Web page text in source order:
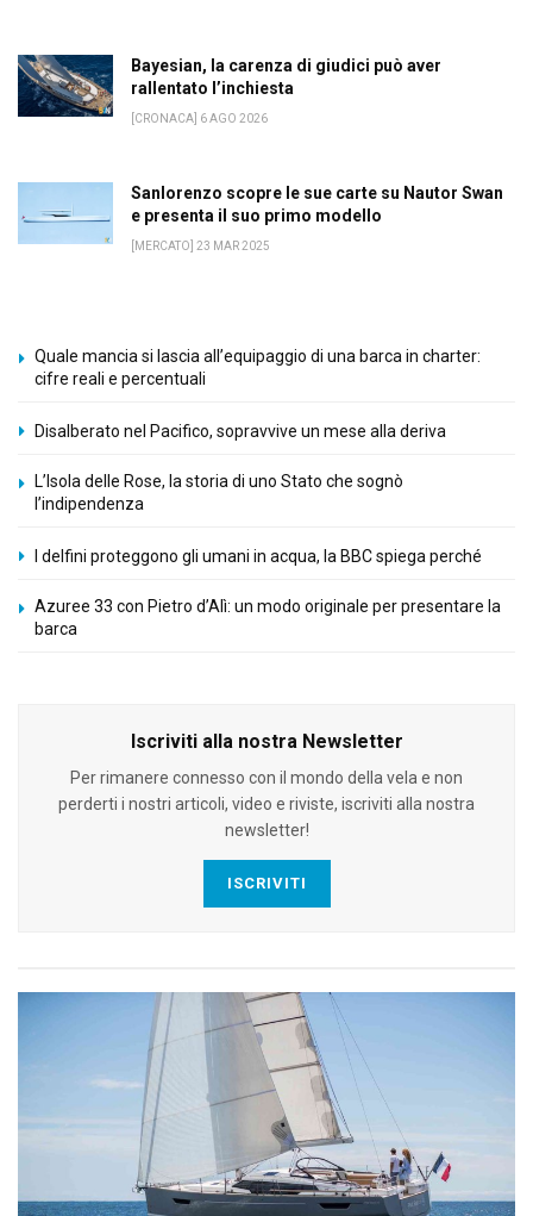
Bayesian, la carenza di giudici può aver
rallentato l’inchiesta
[CRONACA] 6 AGO 2026
Sanlorenzo scopre le sue carte su Nautor Swan
e presenta il suo primo modello
[MERCATO] 23 MAR 2025
Quale mancia si lascia all’equipaggio di una barca in charter:
cifre reali e percentuali
Disalberato nel Pacifico, sopravvive un mese alla deriva
L’Isola delle Rose, la storia di uno Stato che sognò
l’indipendenza
I delfini proteggono gli umani in acqua, la BBC spiega perché
Azuree 33 con Pietro d’Alì: un modo originale per presentare la
barca
Iscriviti alla nostra Newsletter
Per rimanere connesso con il mondo della vela e non
perderti i nostri articoli, video e riviste, iscriviti alla nostra
newsletter!
ISCRIVITI